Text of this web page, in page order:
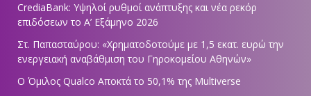
CrediaBank: Υψηλοί ρυθμοί ανάπτυξης και νέα ρεκόρ
επιδόσεων το Α’ Εξάμηνο 2026
Στ. Παπασταύρου: «Χρηματοδοτούμε με 1,5 εκατ. ευρώ την
ενεργειακή αναβάθμιση του Γηροκομείου Αθηνών»
Ο Όμιλος Qualco Αποκτά το 50,1% της Multiverse